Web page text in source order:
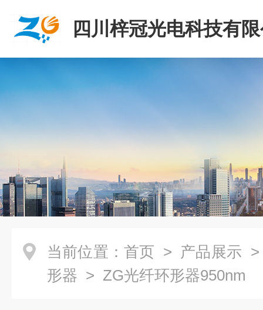
四川梓冠光电科技有
当前位置： 首页 > 产品展示
形器 > ZG光纤环形器950nm